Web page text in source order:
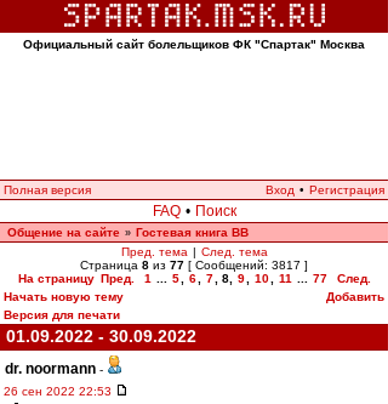
Официальный сайт болельщиков ФК "Спартак" Москва
Полная версия Вход • Регистрация
FAQ • Поиск
Общение на сайте » Гостевая книга ВВ
Пред. тема | След. тема
Страница 8 из 77 [ Сообщений: 3817 ]
На страницу Пред. 1 5 6 7 8, 9 10 11 77
След.
Начать новую тему
Добавить
Версия для печати
01.09.2022 - 30.09.2022
dr. noormann -
26 сен 2022 22:53